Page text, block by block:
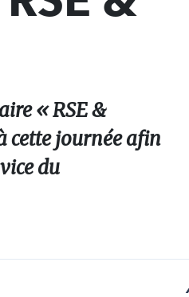
« RSE &
cette journée afin
du